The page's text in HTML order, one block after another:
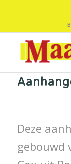
Deze
gebouwd